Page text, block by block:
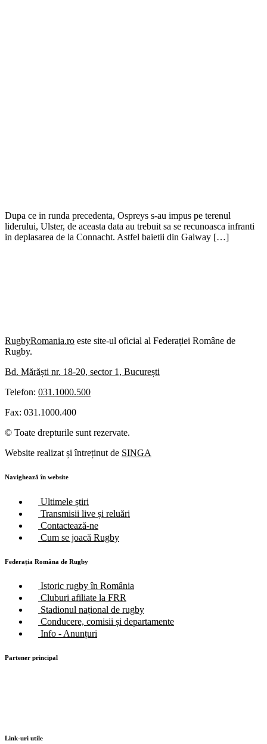
Dupa ce in runda precedenta, Ospreys s-au impus pe terenul
liderului, Ulster, de aceasta data au trebuit sa se recunoasca infranti
in deplasarea de la Connacht. Astfel baietii din Galway […]
RugbyRomania.ro este site-ul oficial al Federației Române de
Rugby.
Bd. Mărăști nr. 18-20, sector 1, București
Telefon: 031.1000.500
Fax: 031.1000.400
© Toate drepturile sunt rezervate.
Website realizat și întreținut de SINGA
Navighează în website
Ultimele știri
Transmisii live și reluări
Contactează-ne
Cum se joacă Rugby
Federația Româna de Rugby
Istoric rugby în România
Cluburi afiliate la FRR
Stadionul național de rugby
Conducere, comisii și departamente
Info - Anunțuri
Partener principal
Link-uri utile